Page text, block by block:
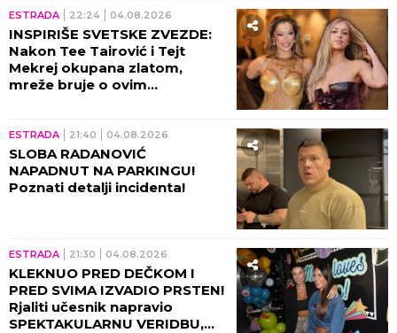
ESTRADA 22:24 04.08.2026
INSPIRIŠE SVETSKE ZVEZDE:
Nakon Tee Tairović i Tejt
Mekrej okupana zlatom,
mreže bruje o ovim
(FOTO)
ESTRADA 21:40 04.08.2026
SLOBA RADANOVIĆ
NAPADNUT NA PARKINGU!
Poznati detalji incidenta!
ESTRADA 21:30 04.08.2026
KLEKNUO PRED DEČKOM I
PRED SVIMA IZVADIO PRSTEN!
Rjaliti učesnik napravio
SPEKTAKULARNU VERIDBU,